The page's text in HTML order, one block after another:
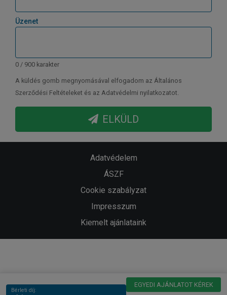
Bérleti díj:
EGYEDI AJÁNLATOT KÉREK
Üzenet
0 / 900 karakter
A küldés gomb megnyomásával elfogadom az Általános
Szerződési Feltételeket és az Adatvédelmi nyilatkozatot.
ELKÜLD
Adatvédelem
ÁSZF
Cookie szabályzat
Impresszum
Kiemelt ajánlataink